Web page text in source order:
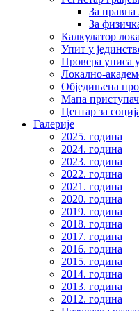
За правна
За
Калкулатор
Упит у
Провера уписа
Локално-
Обједињена
Мапа
Центар за
Галерије
2025. година
2024. година
2023. година
2022. година
2021. година
2020. година
2019. година
2018. година
2017. година
2016. година
2015. година
2014. година
2013. година
2012. година